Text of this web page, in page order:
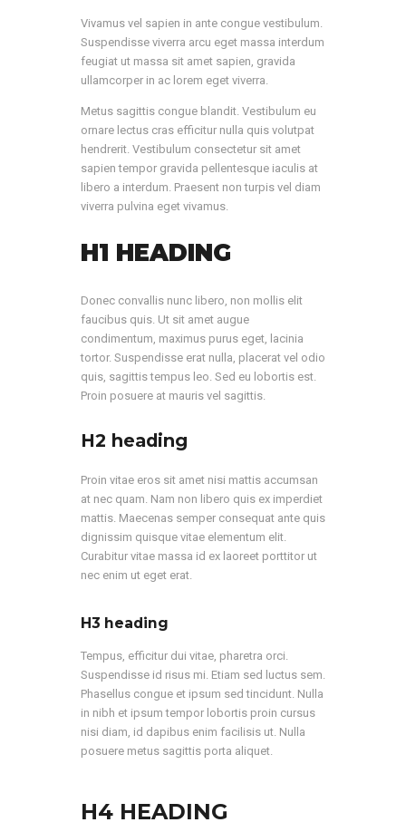
Vivamus vel sapien in ante congue vestibulum.
Suspendisse viverra arcu eget massa interdum
feugiat ut massa sit amet sapien, gravida
ullamcorper in ac lorem eget viverra.
Metus sagittis congue blandit. Vestibulum eu
ornare lectus cras efficitur nulla quis volutpat
hendrerit. Vestibulum consectetur sit amet
sapien tempor gravida pellentesque iaculis at
libero a interdum. Praesent non turpis vel diam
viverra pulvina eget vivamus.
H1 HEADING
Donec convallis nunc libero, non mollis elit
faucibus quis. Ut sit amet augue
condimentum, maximus purus eget, lacinia
tortor. Suspendisse erat nulla, placerat vel odio
quis, sagittis tempus leo. Sed eu lobortis est.
Proin posuere at mauris vel sagittis.
H2 heading
Proin vitae eros sit amet nisi mattis accumsan
at nec quam. Nam non libero quis ex imperdiet
mattis. Maecenas semper consequat ante quis
dignissim quisque vitae elementum elit.
Curabitur vitae massa id ex laoreet porttitor ut
nec enim ut eget erat.
H3 heading
Tempus, efficitur dui vitae, pharetra orci.
Suspendisse id risus mi. Etiam sed luctus sem.
Phasellus congue et ipsum sed tincidunt. Nulla
in nibh et ipsum tempor lobortis proin cursus
nisi diam, id dapibus enim facilisis ut. Nulla
posuere metus sagittis porta aliquet.
H4 HEADING